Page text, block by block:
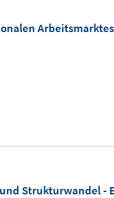
Strukturwandel -